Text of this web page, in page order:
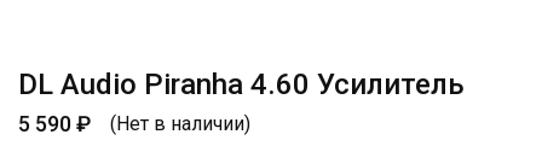
DL Audio Piranha 4.60 Усилитель
5 590₽ (Нет в наличии)